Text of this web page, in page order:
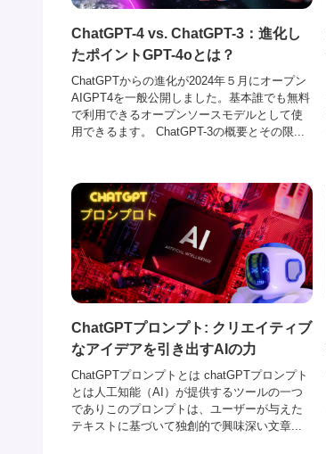
ChatGPT-4 vs. ChatGPT-3：進化し
たポイントGPT-4oとは？
ChatGPTからの進化が2024年５月にオープン
AIGPT4を一般公開しました。基本誰でも無料
で利用できるオープンソースモデルとして使
用できるます。 ChatGPT-3の概要とその限...
ChatGPTプロンプト: クリエイティブ
なアイデアを引き出すAIの力
ChatGPTプロンプトとは chatGPTプロンプト
とは人工知能（AI）が提供するツールの一つ
でありこのプロンプトは、ユーザーが与えた
テキストに基づいて独創的で興味深い文章...